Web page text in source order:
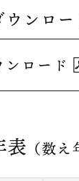
ンロー
ロード
表 （数え